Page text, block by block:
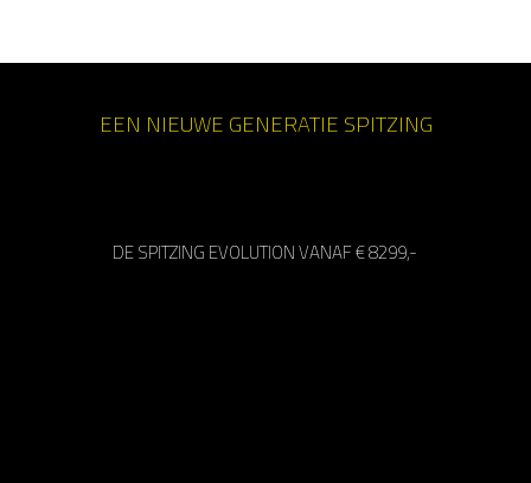
EEN NIEUWE GENERATIE SPITZING
DE SPITZING EVOLUTION VANAF € 8299,-